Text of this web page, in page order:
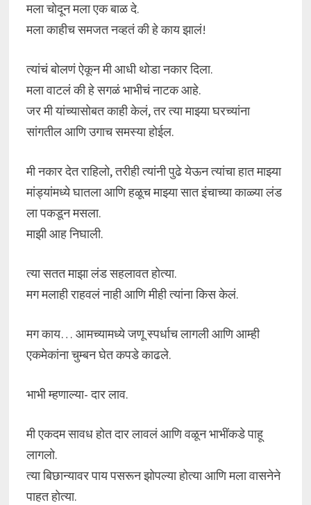
मला चोदून मला एक बाळ दे.
मला काहीच समजत नव्हतं की हे काय झालं!
त्यांचं बोलणं ऐकून मी आधी थोडा नकार दिला.
मला वाटलं की हे सगळं भाभीचं नाटक आहे.
जर मी यांच्यासोबत काही केलं, तर त्या माझ्या घरच्यांना
सांगतील आणि उगाच समस्या होईल.
मी नकार देत राहिलो, तरीही त्यांनी पुढे येऊन त्यांचा हात माझ्या
मांड्यांमध्ये घातला आणि हळूच माझ्या सात इंचाच्या काळ्या लंड
ला पकडून मसला.
माझी आह निघाली.
त्या सतत माझा लंड सहलावत होत्या.
मग मलाही राहवलं नाही आणि मीही त्यांना किस केलं.
मग काय… आमच्यामध्ये जणू स्पर्धाच लागली आणि आम्ही
एकमेकांना चुम्बन घेत कपडे काढले.
भाभी म्हणाल्या- दार लाव.
मी एकदम सावध होत दार लावलं आणि वळून भाभींकडे पाहू
लागलो.
त्या बिछान्यावर पाय पसरून झोपल्या होत्या आणि मला वासनेने
पाहत होत्या.